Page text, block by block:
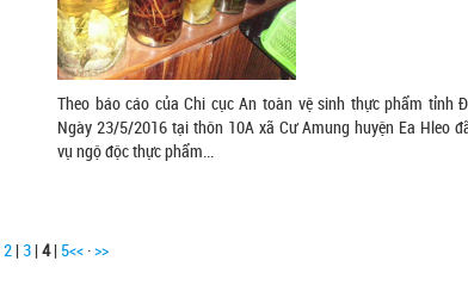
Theo báo cáo của Chi cục An toàn vệ sinh thực phẩm tỉnh
Ngày 23/5/2016 tại thôn 10A xã Cư Amung huyện Ea Hleo
vụ ngộ độc thực phẩm...
2| 3| 4| 5<<·>>